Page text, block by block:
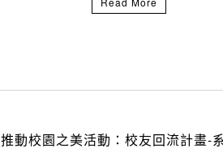
推動校園之美活動：校友回流計畫-